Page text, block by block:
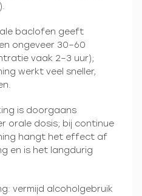
baclofen geeft
ongeveer 30–60
vaak 2–3 uur);
werkt veel sneller,
is doorgaans
orale dosis; bij continue
hangt het effect af
en is het langdurig
vermijd alcoholgebruik